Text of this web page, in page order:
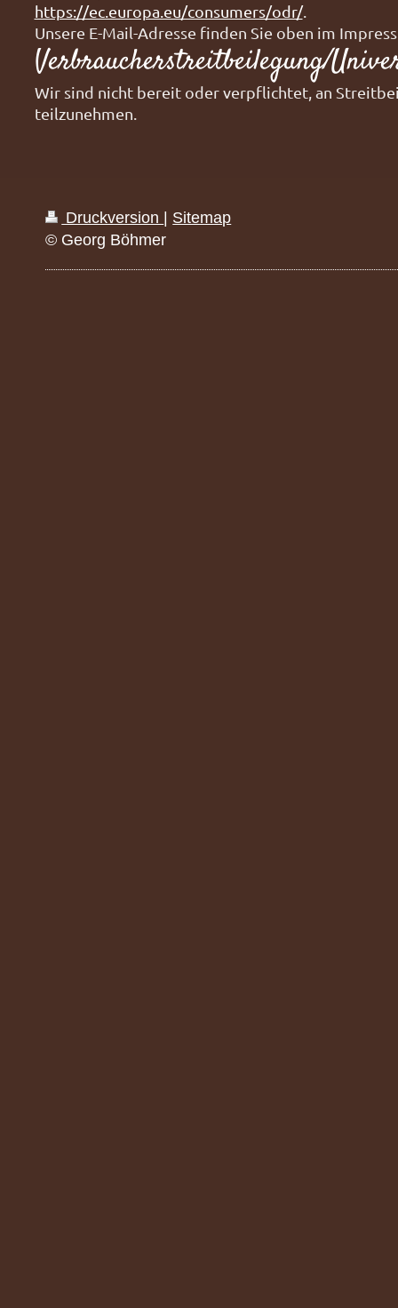
https://ec.europa.eu/consumers/odr/.
Unsere E-Mail-Adresse finden Sie oben im
Verbraucher­streit­beilegung/
Wir sind nicht bereit oder verpflichtet, an
teilzunehmen.
Druckversion | Sitemap
© Georg Böhmer